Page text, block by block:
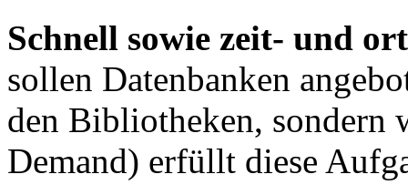
Schnell sowie zeit- und
sollen Datenbanken
den Bibliotheken, sondern
Demand) erfüllt diese